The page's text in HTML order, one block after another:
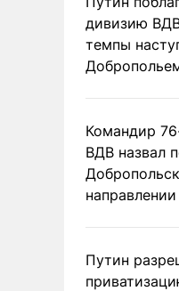
дивизию
темпы
Командир
ВДВ назвал
направлении
Путин